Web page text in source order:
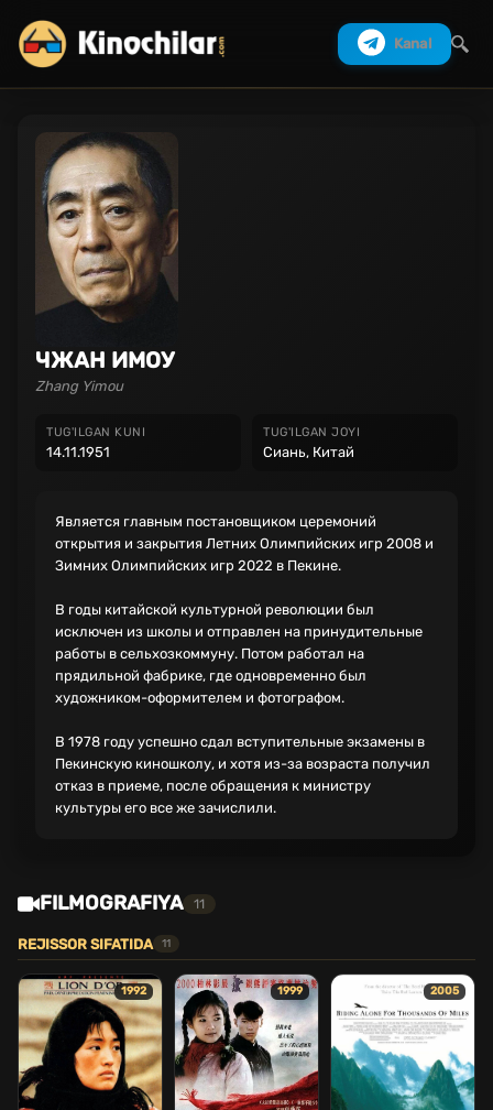
Kanal
ЧЖАН ИМОУ
Zhang Yimou
TUG'ILGAN KUNI
14.11.1951
TUG'ILGAN JOYI
Сиань, Китай
Является главным постановщиком церемоний
открытия и закрытия Летних Олимпийских игр 2008 и
Зимних Олимпийских игр 2022 в Пекине.
В годы китайской культурной революции был
исключен из школы и отправлен на принудительные
работы в сельхозкоммуну. Потом работал на
прядильной фабрике, где одновременно был
художником-оформителем и фотографом.
В 1978 году успешно сдал вступительные экзамены в
Пекинскую киношколу, и хотя из-за возраста получил
отказ в приеме, после обращения к министру
культуры его все же зачислили.
FILMOGRAFIYA 11
REJISSOR SIFATIDA 11
1992 1999 2005